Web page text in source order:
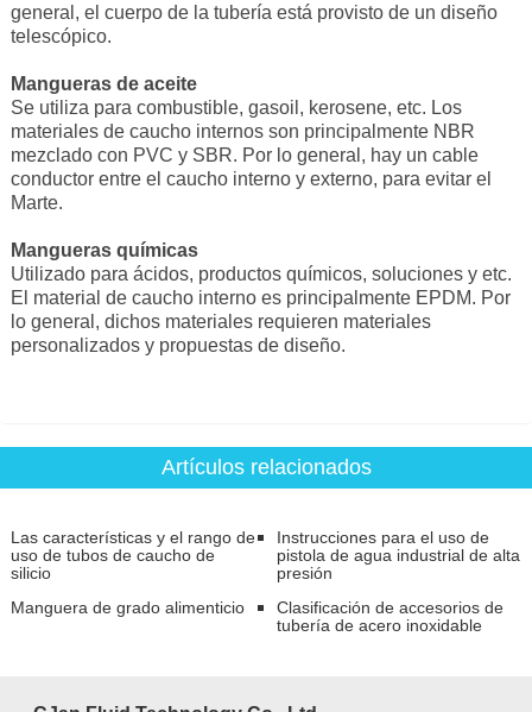
general, el cuerpo de la tubería está provisto de un diseño
telescópico.
Mangueras de aceite
Se utiliza para combustible, gasoil, kerosene, etc. Los
materiales de caucho internos son principalmente NBR
mezclado con PVC y SBR. Por lo general, hay un cable
conductor entre el caucho interno y externo, para evitar el
Marte.
Mangueras químicas
Utilizado para ácidos, productos químicos, soluciones y etc.
El material de caucho interno es principalmente EPDM. Por
lo general, dichos materiales requieren materiales
personalizados y propuestas de diseño.
Artículos relacionados
Las características y el rango de
uso de tubos de caucho de
silicio
Instrucciones para el uso de
pistola de agua industrial de alta
presión
Manguera de grado alimenticio
Clasificación de accesorios de
tubería de acero inoxidable